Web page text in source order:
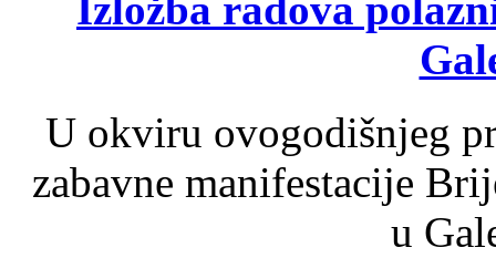
U okviru ovogodišnjeg
zabavne manifestacije
u